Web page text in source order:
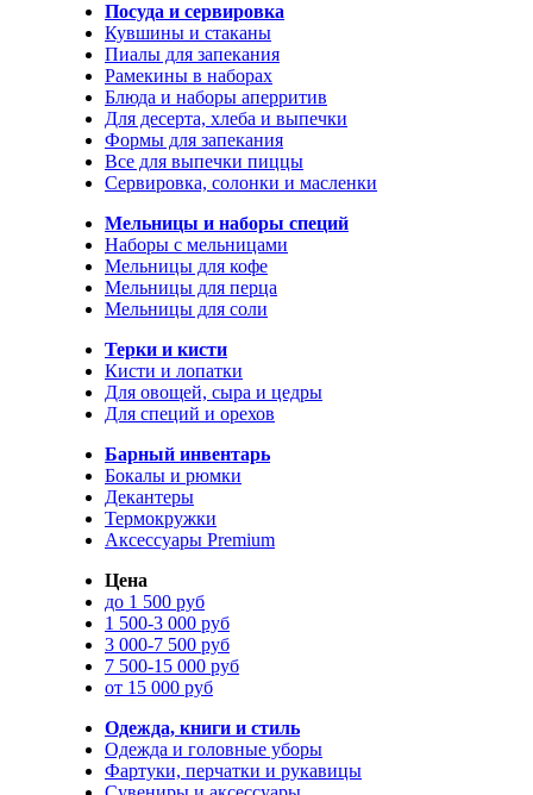
Посуда и сервировка
Кувшины и стаканы
Пиалы для запекания
Рамекины в наборах
Блюда и наборы аперритив
Для десерта, хлеба и выпечки
Формы для запекания
Все для выпечки пиццы
Сервировка, солонки и масленки
Мельницы и наборы специй
Наборы с мельницами
Мельницы для кофе
Мельницы для перца
Мельницы для соли
Терки и кисти
Кисти и лопатки
Для овощей, сыра и цедры
Для специй и орехов
Барный инвентарь
Бокалы и рюмки
Декантеры
Термокружки
Аксессуары Premium
Цена
до 1 500 руб
1 500-3 000 руб
3 000-7 500 руб
7 500-15 000 руб
от 15 000 руб
Одежда, книги и стиль
Одежда и головные уборы
Фартуки, перчатки и рукавицы